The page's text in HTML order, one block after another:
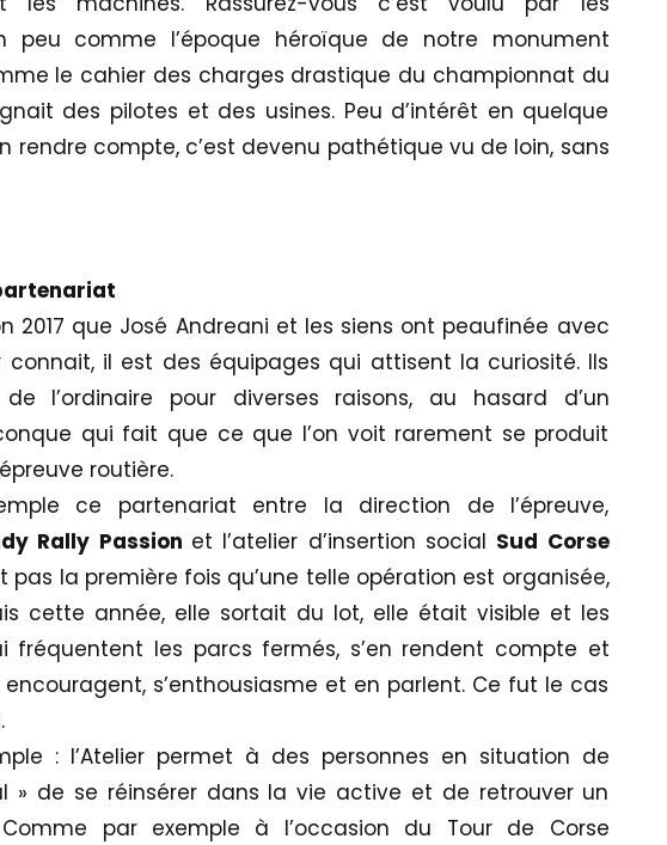
peu comme l’époque héroïque de notre monument
le cahier des charges drastique du championnat du
des pilotes et des usines. Peu d’intérêt en quelque
rendre compte, c’est devenu pathétique vu de loin, sans
2017 que José Andreani et les siens ont peaufinée avec
connait, il est des équipages qui attisent la curiosité. Ils
l’ordinaire pour diverses raisons, au hasard d’un
qui fait que ce que l’on voit rarement se produit
routière.
ce partenariat entre la direction de l’épreuve,
Rally Passion et l’atelier d’insertion social Sud Corse
pas la première fois qu’une telle opération est organisée,
cette année, elle sortait du lot, elle était visible et les
fréquentent les parcs fermés, s’en rendent compte et
encouragent, s’enthousiasme et en parlent. Ce fut le cas
: l’Atelier permet à des personnes en situation de
» de se réinsérer dans la vie active et de retrouver un
par exemple à l’occasion du Tour de Corse